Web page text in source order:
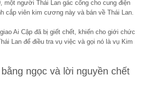
một người Thái Lan gác cổng cho cung điện
cắp viên kim cương này và bán về Thái Lan.
Ai Cập đã bị giết chết, khiến cho giới chức
Lan để điều tra vụ việc và gọi nó là vụ Kim
ngọc và lời nguyền chết